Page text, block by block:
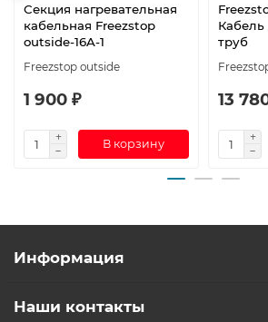
Секция нагревательная
кабельная Freezstop
outside-16A-1
Freezstop outside
1 900 ₽
В корзину
Кабель
труб
13
Информация
Наши контакты